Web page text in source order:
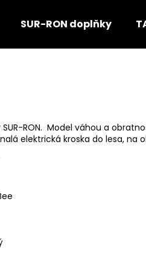
SUR-RON doplňky
RON. Model váhou a
elektrická kroska do lesa, na